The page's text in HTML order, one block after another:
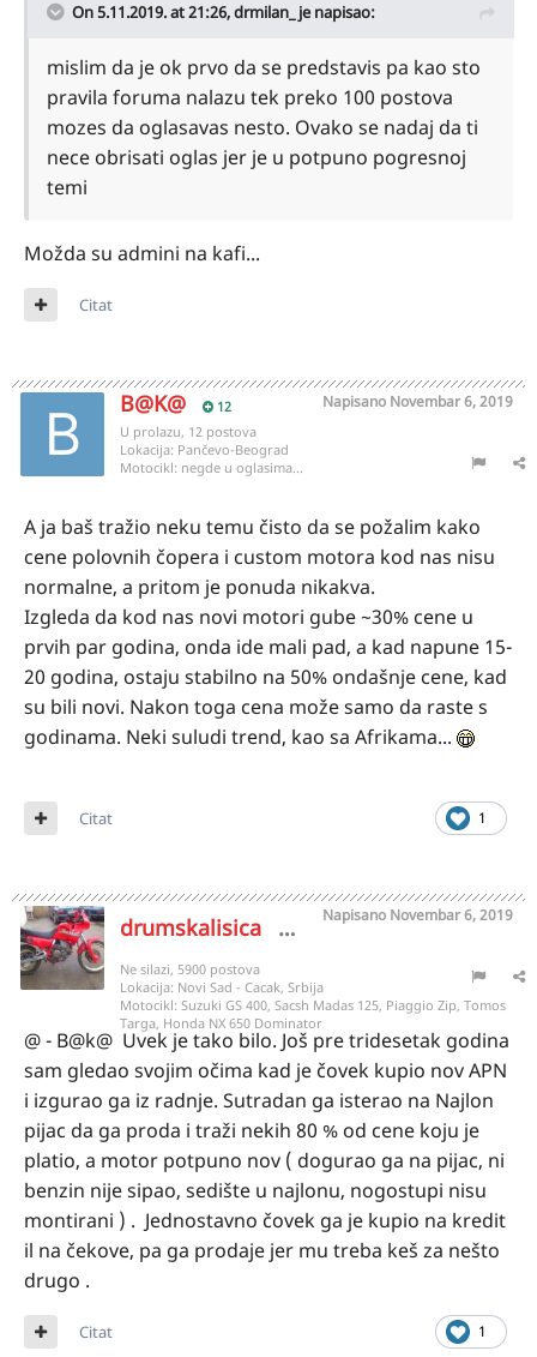
On 5.11.2019. at 21:26,drmilan_ je napisao:
mislim da je ok prvo da se predstavis pa kao sto
pravila foruma nalazu tek preko 100 postova
mozes da oglasavas nesto. Ovako se nadaj da ti
nece obrisati oglas jer je u potpuno pogresnoj
temi
Možda su admini na kafi...
Citat
B@K@ 12 Napisano Novembar 6, 2019
U prolazu, 12 postova
Lokacija: Pančevo-Beograd
Motocikl: negde u oglasima...
A ja baš tražio neku temu čisto da se požalim kako
cene polovnih čopera i custom motora kod nas nisu
normalne, a pritom je ponuda nikakva.
Izgleda da kod nas novi motori gube ~30% cene u
prvih par godina, onda ide mali pad, a kad napune 15-
20 godina, ostaju stabilno na 50% ondašnje cene, kad
su bili novi. Nakon toga cena može samo da raste s
godinama. Neki suludi trend, kao sa Afrikama...
1
Citat
drumskalisica 8741
Napisano Novembar 6, 2019
Ne silazi, 5900 postova
Lokacija: Novi Sad - Cacak, Srbija
Motocikl: Suzuki GS 400, Sacsh Madas 125, Piaggio Zip, Tomos
Targa, Honda NX 650 Dominator
@ - B@k@ Uvek je tako bilo. Još pre tridesetak godina
sam gledao svojim očima kad je čovek kupio nov APN
i izgurao ga iz radnje. Sutradan ga isterao na Najlon
pijac da ga proda i traži nekih 80 % od cene koju je
platio, a motor potpuno nov ( dogurao ga na pijac, ni
benzin nije sipao, sedište u najlonu, nogostupi nisu
montirani ) . Jednostavno čovek ga je kupio na kredit
il na čekove, pa ga prodaje jer mu treba keš za nešto
drugo .
1
Citat